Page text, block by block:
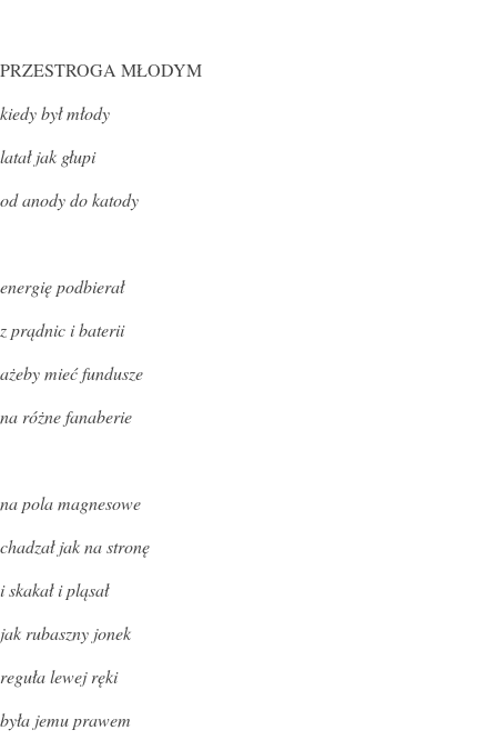
PRZESTROGA MŁODYM
kiedy był młody
latał jak głupi
od anody do katody
energię podbierał
z prądnic i baterii
ażeby mieć fundusze
na różne fanaberie
na pola magnesowe
chadzał jak na stronę
i skakał i pląsał
jak rubaszny jonek
reguła lewej ręki
była jemu prawem